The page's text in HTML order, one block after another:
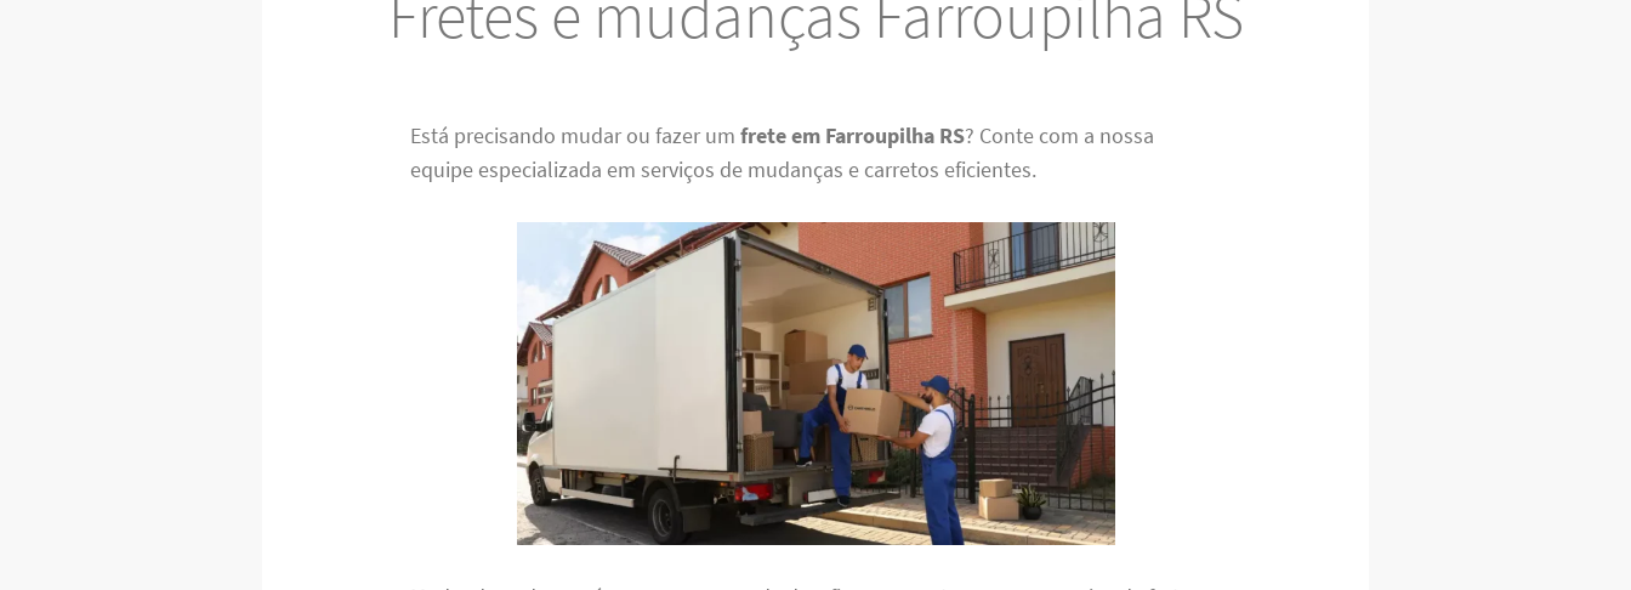
Está precisando mudar ou fazer umfrete em Farroupilha RS? Conte com a nossa
equipe especializada em serviços de mudanças e carretos eficientes.